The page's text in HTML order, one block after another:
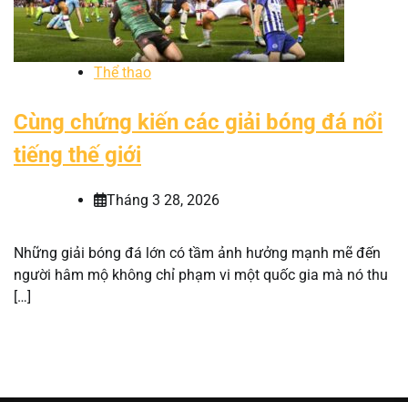
Thể thao
Cùng chứng kiến các giải bóng đá nổi
tiếng thế giới
Tháng 3 28, 2026
Những giải bóng đá lớn có tầm ảnh hưởng mạnh mẽ đến
người hâm mộ không chỉ phạm vi một quốc gia mà nó thu
[…]